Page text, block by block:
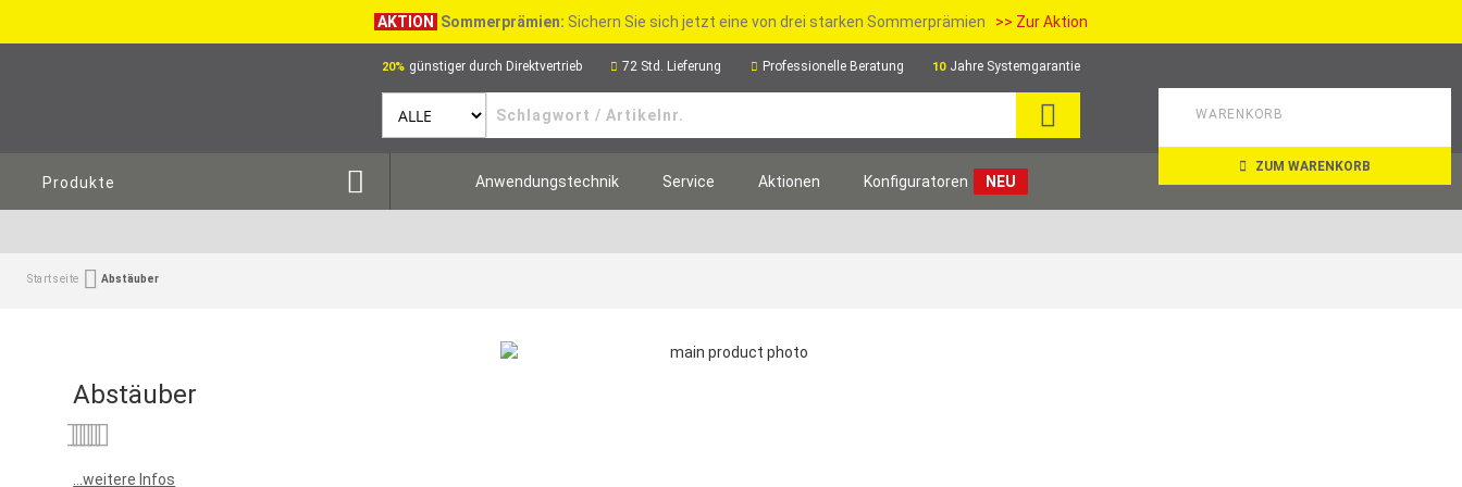
AKTION Sommerprämien: Sichern Sie sich jetzt eine von drei starken Sommerprämien >> Zur Aktion
20% günstiger durch Direktvertrieb 72 Std. Lieferung Professionelle Beratung 10 Jahre Systemgarantie
WARENKORB
ZUM WARENKORB
Produkte Anwendungstechnik Service Aktionen Konfiguratoren NEU
Startseite Abstäuber
Abstäuber
...weitere Infos